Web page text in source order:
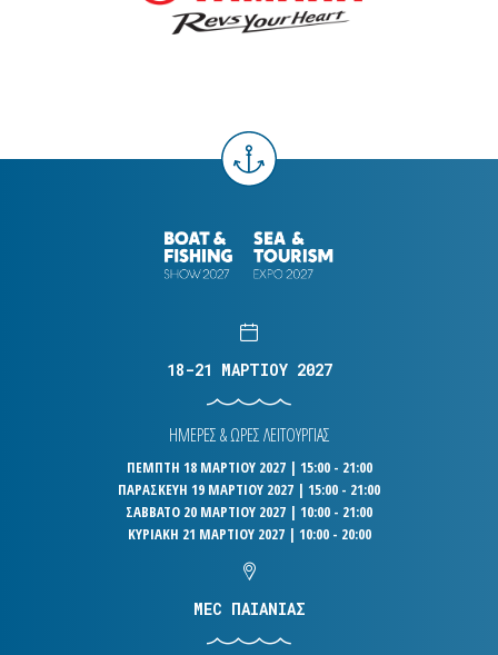
18-21 ΜΑΡΤΙΟΥ 2027
ΗΜΕΡΕΣ & ΩΡΕΣ ΛΕΙΤΟΥΡΓΙΑΣ
ΠΕΜΠΤΗ 18 ΜΑΡΤΙΟΥ 2027 | 15:00 - 21:00
ΠΑΡΑΣΚΕΥΗ 19 ΜΑΡΤΙΟΥ 2027 | 15:00 - 21:00
ΣΑΒΒΑΤΟ 20 ΜΑΡΤΙΟΥ 2027 | 10:00 - 21:00
ΚΥΡΙΑΚΗ 21 ΜΑΡΤΙΟΥ 2027 | 10:00 - 20:00
MEC ΠΑΙΑΝΙΑΣ